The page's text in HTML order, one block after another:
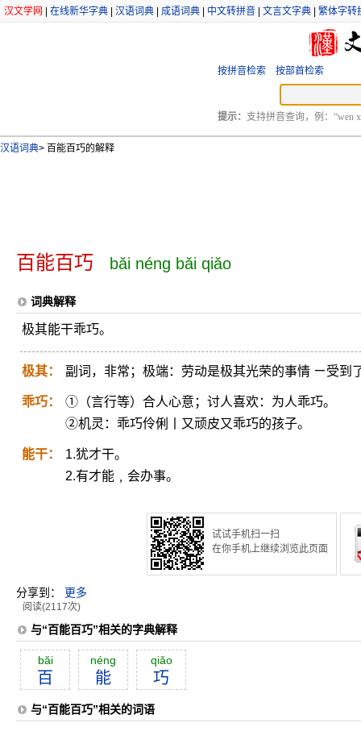
汉文学网 在线新华字典 汉语词典 成语词典 中文转拼音 文言文字典 繁体字转
按拼音检索 按部首检索
提示： 支持拼音查询，例：“wen
汉语词典> 百能百巧的解释
百能百巧 bǎi néng bǎi qiǎo
词典解释
极其能干乖巧。
极其： 副词，非常；极端：劳动是极其光荣的事情 ㄧ受到
乖巧：
①（言行等）合人心意；讨人喜欢：为人乖巧。
②机灵：乖巧伶俐丨又顽皮又乖巧的孩子。
能干：
1.犹才干。
2.有才能﹐会办事。
试试手机扫一扫
在你手机上继续浏览此页面
分享到： 更多
阅读(2117次)
与“百能百巧”相关的字典解释
băi
百
néng
能
qiăo
巧
与“百能百巧”相关的词语